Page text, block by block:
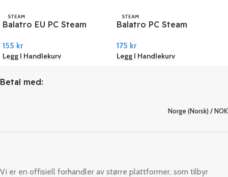
STEAM
Balatro EU PC Steam
155 kr
Legg I Handlekurv
STEAM
Balatro PC Steam
175 kr
Legg I Handlekurv
Betal med:
Norge (Norsk) / NOK
Vi er en offisiell forhandler av større plattformer, som tilbyr